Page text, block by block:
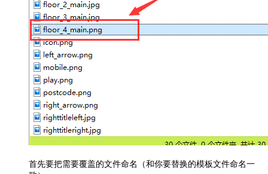
首先要把需要覆盖的文件命名（和你要替换的模板文件命名一